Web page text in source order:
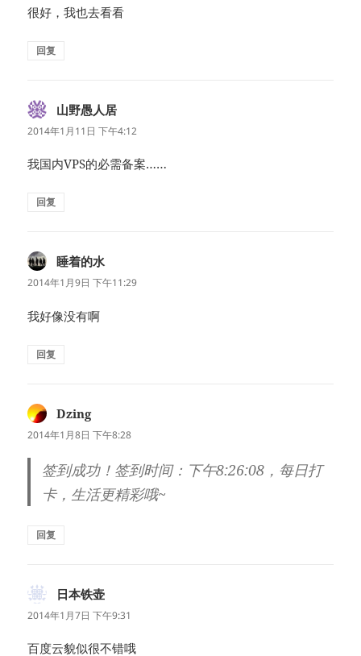
很好，我也去看看
回复
山野愚人居
道：
2014年1月11日 下午4:12
我国内VPS的必需备案……
回复
睡着的水说
道：
2014年1月9日 下午11:29
我好像没有啊
回复
Dzing说
道：
2014年1月8日 下午8:28
签到成功！签到时间：下午8:26:08，每日打
卡，生活更精彩哦~
回复
日本铁壶
道：
2014年1月7日 下午9:31
百度云貌似很不错哦